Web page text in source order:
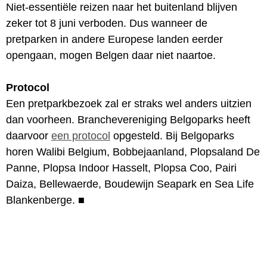
Niet-essentiële reizen naar het buitenland blijven
zeker tot 8 juni verboden. Dus wanneer de
pretparken in andere Europese landen eerder
opengaan, mogen Belgen daar niet naartoe.
Protocol
Een pretparkbezoek zal er straks wel anders uitzien
dan voorheen. Branchevereniging Belgoparks heeft
daarvoor een protocol opgesteld. Bij Belgoparks
horen Walibi Belgium, Bobbejaanland, Plopsaland De
Panne, Plopsa Indoor Hasselt, Plopsa Coo, Pairi
Daiza, Bellewaerde, Boudewijn Seapark en Sea Life
Blankenberge. ■